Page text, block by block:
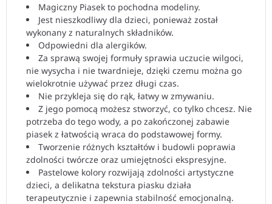
Magiczny Piasek to pochodna modeliny.
Jest nieszkodliwy dla dzieci, ponieważ został
wykonany z naturalnych składników.
Odpowiedni dla alergików.
Za sprawą swojej formuły sprawia uczucie wilgoci,
nie wysycha i nie twardnieje, dzięki czemu można go
wielokrotnie używać przez długi czas.
Nie przykleja się do rąk, łatwy w zmywaniu.
Z jego pomocą możesz stworzyć, co tylko chcesz. Nie
potrzeba do tego wody, a po zakończonej zabawie
piasek z łatwością wraca do podstawowej formy.
Tworzenie różnych kształtów i budowli poprawia
zdolności twórcze oraz umiejętności ekspresyjne.
Pastelowe kolory rozwijają zdolności artystyczne
dzieci, a delikatna tekstura piasku działa
terapeutycznie i zapewnia stabilność emocjonalną.